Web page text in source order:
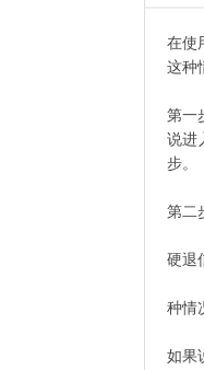
在使
这种
第一
说进
步。
第二
硬
硬退
软
种情
如果